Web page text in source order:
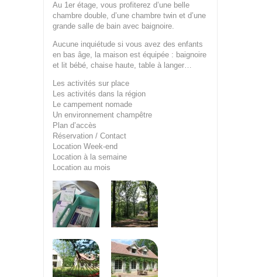
Au 1er étage, vous profiterez d’une belle
chambre double, d’une chambre twin et d’une
grande salle de bain avec baignoire.
Aucune inquiétude si vous avez des enfants
en bas âge, la maison est équipée : baignoire
et lit bébé, chaise haute, table à langer…
Les activités sur place
Les activités dans la région
Le campement nomade
Un environnement champêtre
Plan d’accès
Réservation / Contact
Location Week-end
Location à la semaine
Location au mois